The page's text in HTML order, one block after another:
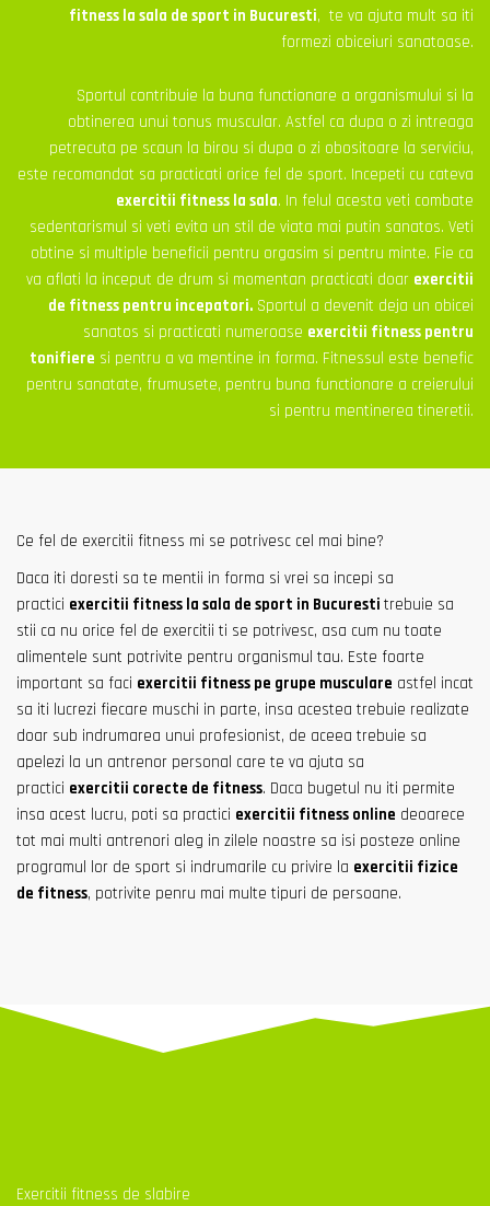
fitness la sala de sport in Bucuresti, te va ajuta mult sa iti
formezi obiceiuri sanatoase.
Sportul contribuie la buna functionare a organismului si la
obtinerea unui tonus muscular. Astfel ca dupa o zi intreaga
petrecuta pe scaun la birou si dupa o zi obositoare la serviciu,
este recomandat sa practicati orice fel de sport. Incepeti cu cateva
exercitii fitness la sala. In felul acesta veti combate
sedentarismul si veti evita un stil de viata mai putin sanatos. Veti
obtine si multiple beneficii pentru orgasim si pentru minte. Fie ca
va aflati la inceput de drum si momentan practicati doar exercitii
de fitness pentru incepatori. Sportul a devenit deja un obicei
sanatos si practicati numeroase exercitii fitness pentru
tonifiere si pentru a va mentine in forma. Fitnessul este benefic
pentru sanatate, frumusete, pentru buna functionare a creierului
si pentru mentinerea tineretii.
Ce fel de exercitii fitness mi se potrivesc cel mai bine?
Daca iti doresti sa te mentii in forma si vrei sa incepi sa
practici exercitii fitness la sala de sport in Bucuresti trebuie sa
stii ca nu orice fel de exercitii ti se potrivesc, asa cum nu toate
alimentele sunt potrivite pentru organismul tau. Este foarte
important sa faci exercitii fitness pe grupe musculare astfel incat
sa iti lucrezi fiecare muschi in parte, insa acestea trebuie realizate
doar sub indrumarea unui profesionist, de aceea trebuie sa
apelezi la un antrenor personal care te va ajuta sa
practici exercitii corecte de fitness. Daca bugetul nu iti permite
insa acest lucru, poti sa practici exercitii fitness online deoarece
tot mai multi antrenori aleg in zilele noastre sa isi posteze online
programul lor de sport si indrumarile cu privire la exercitii fizice
de fitness, potrivite penru mai multe tipuri de persoane.
Exercitii fitness de slabire